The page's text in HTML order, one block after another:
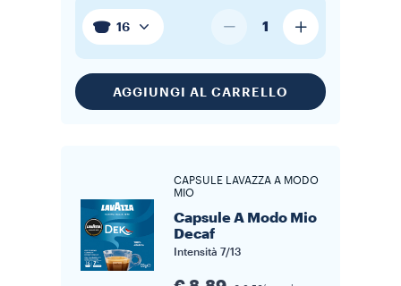
16 1
AGGIUNGI AL CARRELLO
CAPSULE LAVAZZA A MODO
MIO
Capsule A Modo Mio
Decaf
Intensità 7/13